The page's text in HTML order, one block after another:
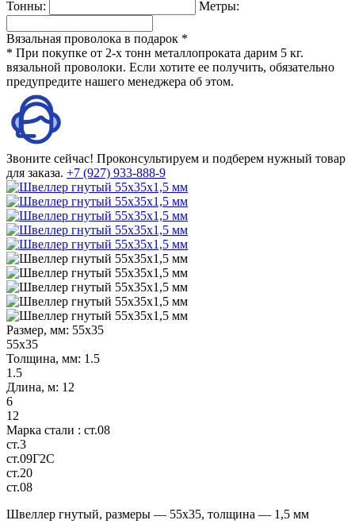
Тонны: Метры:
Вязальная проволока в подарок *
* При покупке от 2-х тонн металлопроката дарим 5 кг.
вязальной проволоки. Если хотите ее получить, обязательно
предупредите нашего менеджера об этом.
Звоните сейчас! Проконсультируем и подберем нужный товар
для заказа. +7 (927) 933-888-9
Размер, мм: 55х35
55х35
Толщина, мм: 1.5
1.5
Длина, м: 12
6
12
Марка стали : ст.08
ст.3
ст.09Г2С
ст.20
ст.08
Швеллер гнутый, размеры — 55х35, толщина — 1,5 мм